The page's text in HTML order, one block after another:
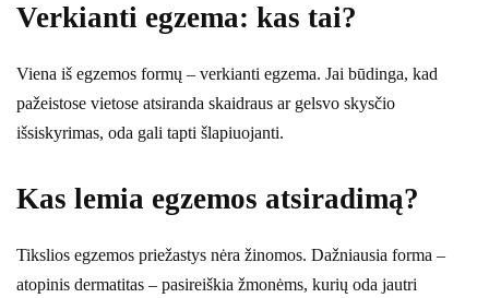
Verkianti egzema: kas tai?
Viena iš egzemos formų – verkianti egzema. Jai būdinga, kad
pažeistose vietose atsiranda skaidraus ar gelsvo skysčio
išsiskyrimas, oda gali tapti šlapiuojanti.
Kas lemia egzemos atsiradimą?
Tikslios egzemos priežastys nėra žinomos. Dažniausia forma –
atopinis dermatitas – pasireiškia žmonėms, kurių oda jautri